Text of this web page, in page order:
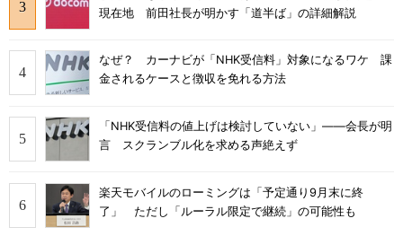
現在地 前田社長が明かす「道半ば」の詳細解説
なぜ？ カーナビが「NHK受信料」対象になるワケ 課
金されるケースと徴収を免れる方法
「NHK受信料の値上げは検討していない」――会長が明
言 スクランブル化を求める声絶えず
楽天モバイルのローミングは「予定通り9月末に終
了」 ただし「ルーラル限定で継続」の可能性も